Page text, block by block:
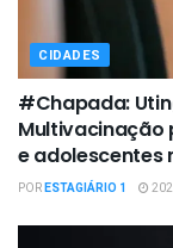
CIDADES
#Chapada:
Multivacinação
e adolescentes
PORESTAGIÁRIO 1